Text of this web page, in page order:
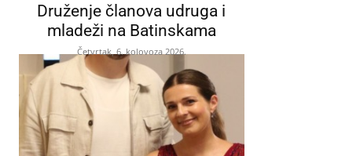
Druženje članova udruga i
mladeži na Batinskama
Četvrtak, 6. kolovoza 2026.